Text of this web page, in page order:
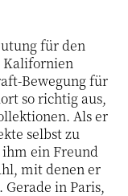
für den
Kalifornien
Bewegung für
so richtig aus,
Als er
selbst zu
ihm ein Freund
mit denen er
in Paris,